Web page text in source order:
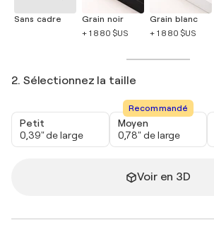
Sans cadre
Grain noir
+ 1 880 $US
Grain blanc
+ 1 880 $US
2. Sélectionnez la taille
Petit
0,39" de large
Recommandé
Moyen
0,78" de large
Voir en 3D